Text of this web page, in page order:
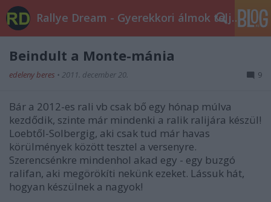
Rallye Dream - Gyerekkori álmok teljesüljetek!
Beindult a Monte-mánia
edeleny beres • 2011. december 20. 9
Bár a 2012-es rali vb csak bő egy hónap múlva
kezdődik, szinte már mindenki a ralik ralijára készül!
Loebtől-Solbergig, aki csak tud már havas
körülmények között tesztel a versenyre.
Szerencsénkre mindenhol akad egy - egy buzgó
ralifan, aki megörökíti nekünk ezeket. Lássuk hát,
hogyan készülnek a nagyok!